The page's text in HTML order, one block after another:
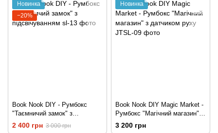
Новинка
−20%
Book Nook DIY - Румбокс
"Таємничий замок" з
підсвічуванням
2 400 грн 3 000 грн
Новинка
Book Nook DIY Magic Market -
Румбокс "Магічний магазин" з
датчиком руху
3 200 грн